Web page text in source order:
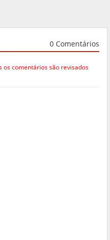
0 Comentários
os comentários são revisados